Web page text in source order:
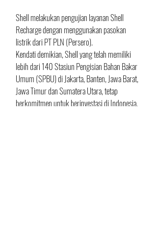
Shell melakukan pengujian layanan Shell
Recharge dengan menggunakan pasokan
listrik dari PT PLN (Persero).
Kendati demikian, Shell yang telah memiliki
lebih dari 140 Stasiun Pengisian Bahan Bakar
Umum (SPBU) di Jakarta, Banten, Jawa Barat,
Jawa Timur dan Sumatera Utara, tetap
berkomitmen untuk berinvestasi di Indonesia.